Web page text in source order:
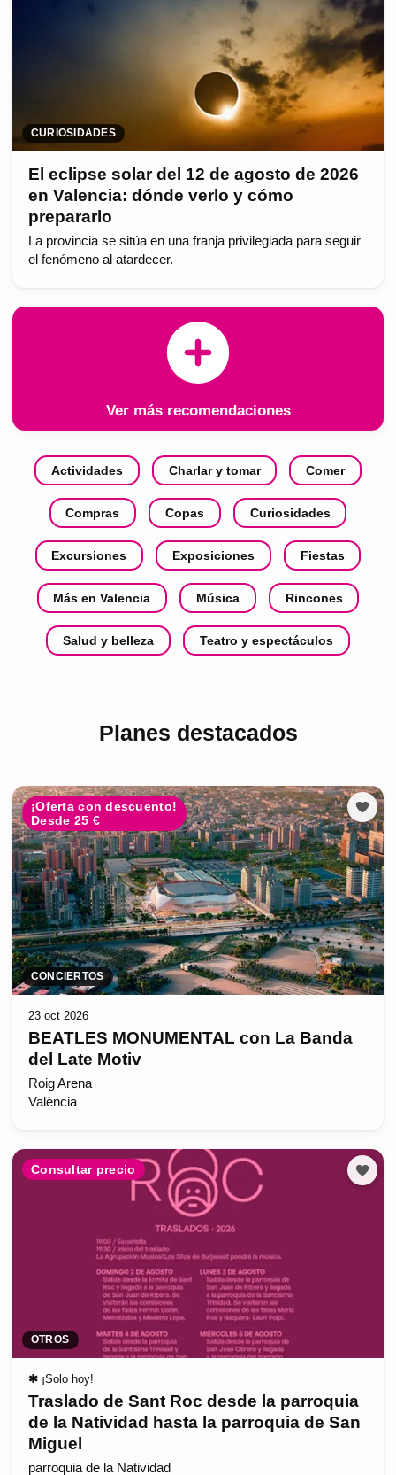
CURIOSIDADES
El eclipse solar del 12 de agosto de 2026
en Valencia: dónde verlo y cómo
prepararlo
La provincia se sitúa en una franja privilegiada para seguir
el fenómeno al atardecer.
Ver más recomendaciones
Actividades Charlar y tomar Comer
Compras Copas Curiosidades
Excursiones Exposiciones Fiestas
Más en Valencia Música Rincones
Salud y belleza Teatro y espectáculos
Planes destacados
¡Oferta con descuento!
Desde 25 €
CONCIERTOS
23 oct 2026
BEATLES MONUMENTAL con La Banda
del Late Motiv
Roig Arena
València
Consultar precio
OTROS
✱ ¡Solo hoy!
Traslado de Sant Roc desde la parroquia
de la Natividad hasta la parroquia de San
Miguel
parroquia de la Natividad